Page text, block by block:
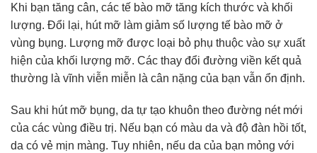
Khi bạn tăng cân, các tế bào mỡ tăng kích thước và khối
lượng. Đổi lại, hút mỡ làm giảm số lượng tế bào mỡ ở
vùng bụng. Lượng mỡ được loại bỏ phụ thuộc vào sự xuất
hiện của khối lượng mỡ. Các thay đổi đường viền kết quả
thường là vĩnh viễn miễn là cân nặng của bạn vẫn ổn định.
Sau khi hút mỡ bụng, da tự tạo khuôn theo đường nét mới
của các vùng điều trị. Nếu bạn có màu da và độ đàn hồi tốt,
da có vẻ mịn màng. Tuy nhiên, nếu da của bạn mỏng với